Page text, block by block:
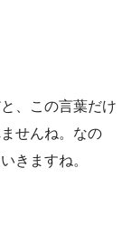
、この言葉だけ
せんね。なの
きますね。